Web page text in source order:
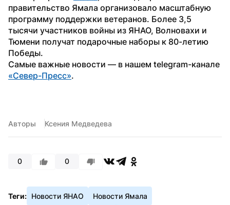
правительство Ямала организовало масштабную
программу поддержки ветеранов. Более 3,5
тысячи участников войны из ЯНАО, Волновахи и
Тюмени получат подарочные наборы к 80-летию
Победы.
«Север-Пресс».
Авторы Ксения Медведева
0 0
Теги: Новости ЯНАО Новости Ямала